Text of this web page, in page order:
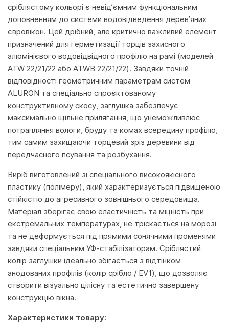
сріблястому кольорі є невід’ємним функціональним
доповненням до системи водовідведення дерев’яних
євровікон. Цей дрібний, але критично важливий елемент
призначений для герметизації торців захисного
алюмінієвого водовідвідного профілю на рамі (моделей
ATW 22/21/22 або ATWB 22/21/22). Завдяки точній
відповідності геометричним параметрам систем
ALURON та спеціально спроєктованому
конструктивному скосу, заглушка забезпечує
максимально щільне прилягання, що унеможливлює
потрапляння вологи, бруду та комах всередину профілю,
тим самим захищаючи торцевий зріз деревини від
передчасного псування та розбухання.
Виріб виготовлений зі спеціального високоякісного
пластику (полімеру), який характеризується підвищеною
стійкістю до агресивного зовнішнього середовища.
Матеріал зберігає свою еластичність та міцність при
екстремальних температурах, не тріскається на морозі
та не деформується під прямими сонячними променями
завдяки спеціальним УФ-стабілізаторам. Сріблястий
колір заглушки ідеально збігається з відтінком
анодованих профілів (колір срібло / EV1), що дозволяє
створити візуально цілісну та естетично завершену
конструкцію вікна.
Характеристики товару: